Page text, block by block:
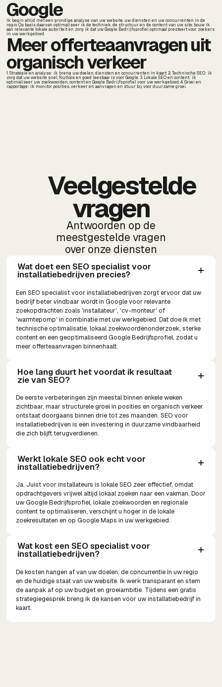
Google
Ik begin altijd met een grondige analyse van uw website, uw diensten en uw concurrenten in de
regio. Op basis daarvan optimaliseer ik de techniek, de structuur en de content van uw site, bouw ik
aan relevante lokale autoriteit en zorg ik dat uw Google Bedrijfsprofiel optimaal presteert voor zoekers
in uw werkgebied.
Meer offerteaanvragen uit
organisch verkeer
1. Strategie en analyse: ik breng uw doelen, diensten en concurrenten in kaart. 2. Technische SEO: ik
zorg dat uw website snel, foutloos en goed leesbaar is voor Google. 3. Lokale SEO en content: ik
optimaliseer uw zoekwoorden, content en Google Bedrijfsprofiel voor uw werkgebied. 4. Groei en
rapportage: ik monitor posities, verkeer en aanvragen en stuur bij voor duurzame groei.
Veelgestelde
vragen
Antwoorden op de
meestgestelde vragen
over onze diensten
Wat doet een SEO specialist voor
installatiebedrijven precies?
Een SEO specialist voor installatiebedrijven zorgt ervoor dat uw
bedrijf beter vindbaar wordt in Google voor relevante
zoekopdrachten zoals 'installateur', 'cv-monteur' of
'warmtepomp' in combinatie met uw werkgebied. Dat doe ik met
technische optimalisatie, lokaal zoekwoordenonderzoek, sterke
content en een geoptimaliseerd Google Bedrijfsprofiel, zodat u
meer offerteaanvragen binnenhaalt.
Hoe lang duurt het voordat ik resultaat
zie van SEO?
De eerste verbeteringen zijn meestal binnen enkele weken
zichtbaar, maar structurele groei in posities en organisch verkeer
ontstaat doorgaans binnen drie tot zes maanden. SEO voor
installatiebedrijven is een investering in duurzame vindbaarheid
die zich blijft terugverdienen.
Werkt lokale SEO ook echt voor
installatiebedrijven?
Ja. Juist voor installateurs is lokale SEO zeer effectief, omdat
opdrachtgevers vrijwel altijd lokaal zoeken naar een vakman. Door
uw Google Bedrijfsprofiel, lokale zoekwoorden en regionale
content te optimaliseren, verschijnt u hoger in de lokale
zoekresultaten en op Google Maps in uw werkgebied.
Wat kost een SEO specialist voor
installatiebedrijven?
De kosten hangen af van uw doelen, de concurrentie in uw regio
en de huidige staat van uw website. Ik werk transparant en stem
de aanpak af op uw budget en groeiambitie. Tijdens een gratis
strategiegesprek breng ik de kansen voor uw installatiebedrijf in
kaart.